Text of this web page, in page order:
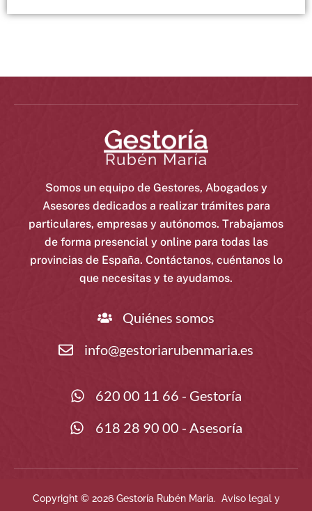
Somos un equipo de Gestores, Abogados y
Asesores dedicados a realizar trámites para
particulares, empresas y autónomos. Trabajamos
de forma presencial y online para todas las
provincias de España. Contáctanos, cuéntanos lo
que necesitas y te ayudamos.
Quiénes somos
info@gestoriarubenmaria.es
620 00 11 66 - Gestoría
618 28 90 00 - Asesoría
Copyright © 2026 Gestoría Rubén María. Aviso legal y